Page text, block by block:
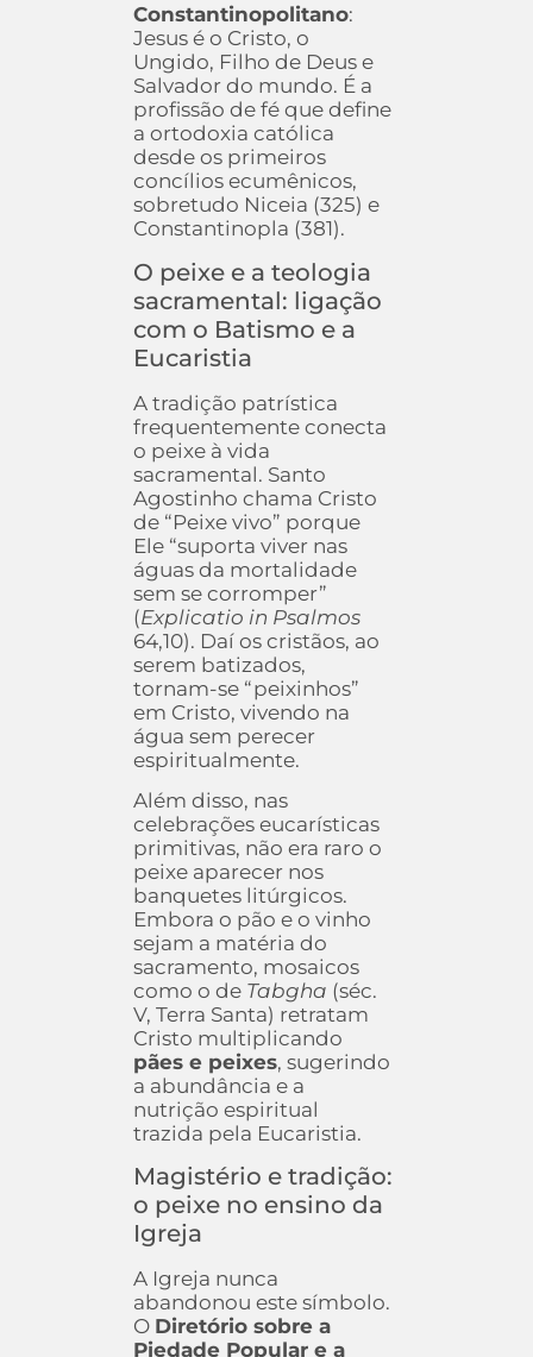
Constantinopolitano:
Jesus é o Cristo, o
Ungido, Filho de Deus e
Salvador do mundo. É a
profissão de fé que define
a ortodoxia católica
desde os primeiros
concílios ecumênicos,
sobretudo Niceia (325) e
Constantinopla (381).
O peixe e a teologia
sacramental: ligação
com o Batismo e a
Eucaristia
A tradição patrística
frequentemente conecta
o peixe à vida
sacramental. Santo
Agostinho chama Cristo
de “Peixe vivo” porque
Ele “suporta viver nas
águas da mortalidade
sem se corromper”
(Explicatio in Psalmos
64,10). Daí os cristãos, ao
serem batizados,
tornam-se “peixinhos”
em Cristo, vivendo na
água sem perecer
espiritualmente.
Além disso, nas
celebrações eucarísticas
primitivas, não era raro o
peixe aparecer nos
banquetes litúrgicos.
Embora o pão e o vinho
sejam a matéria do
sacramento, mosaicos
como o de Tabgha (séc.
V, Terra Santa) retratam
Cristo multiplicando
pães e peixes, sugerindo
a abundância e a
nutrição espiritual
trazida pela Eucaristia.
Magistério e tradição:
o peixe no ensino da
Igreja
A Igreja nunca
abandonou este símbolo.
O Diretório sobre a
Piedade Popular e a